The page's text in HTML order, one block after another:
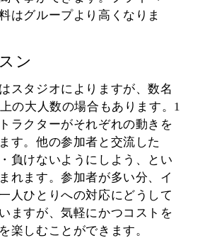
はグループより高くなりま
ン
スタジオによりますが、数名
の大人数の場合もあります。1
ラクターがそれぞれの動きを
す。他の参加者と交流した
負けないようにしよう、とい
れます。参加者が多い分、イ
人ひとりへの対応にどうして
ますが、気軽にかつコストを
楽しむことができます。